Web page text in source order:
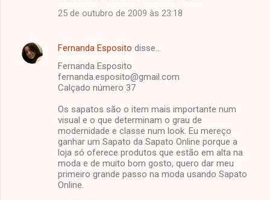
25 de outubro de 2009 às 23:18
Fernanda Esposito disse…
Fernanda Esposito
fernanda.esposito@gmail.com
Calçado número 37
Os sapatos são o item mais importante num
visual e o que determinam o grau de
modernidade e classe num look. Eu mereço
ganhar um Sapato da Sapato Online porque a
loja só oferece produtos que estão em alta na
moda e de muito bom gosto, quero dar meu
primeiro grande passo na moda usando Sapato
Online.